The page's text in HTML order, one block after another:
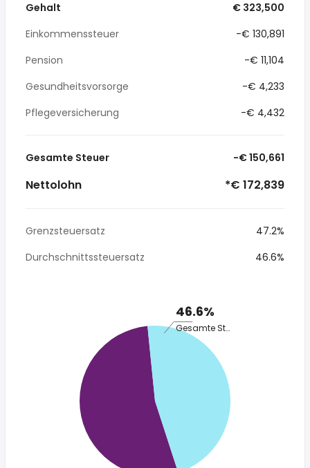
Gehalt
€ 323,500
Einkommenssteuer
-€ 130,891
Pension
-€ 11,104
Gesundheitsvorsorge
-€ 4,233
Pflegeversicherung
-€ 4,432
Gesamte Steuer -€ 150,661
Nettolohn *€ 172,839
Grenzsteuersatz
47.2%
Durchschnittssteuersatz
46.6%
46.6%
Gesamte Steuer